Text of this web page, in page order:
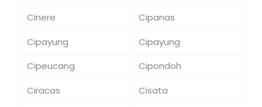
Cinere
Cipanas
Cipayung
Cipayung
Cipeucang
Cipondoh
Ciracas
Cisata